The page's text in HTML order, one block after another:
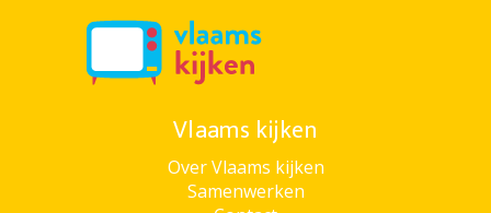
Vlaams kijken
Over Vlaams kijken
Samenwerken